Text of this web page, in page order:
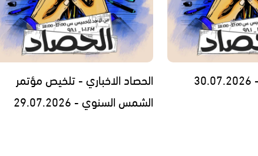
الحصاد الاخباري - تلخيص مؤتمر
الشمس السنوي - 29.07.2026